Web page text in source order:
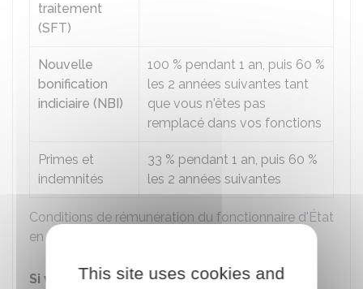
Conditions de rémunération du fonctionnaire d'État
en CLM
traitement
(SFT)
Nouvelle
bonification
indiciaire (NBI)
100 % pendant 1 an, puis 60 %
les 2 années suivantes tant
que vous n'êtes pas
remplacé dans vos fonctions
Primes et
indemnités
33 % pendant 1 an, puis 60 %
les 2 années suivantes
Si vous êtes placé en CLM à la suite d'une
This site uses cookies and